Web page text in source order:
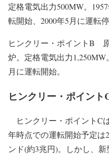
定格電気出力500MW。
転開始、2000年5月に運転停
ヒンクリー・ポイントB
炉。定格電気出力
月に運転開始。
ヒンクリー・ポイント
ヒンクリー・ポイントC
年時点での運転開始予定は
ンド(約3兆円)。しかし、